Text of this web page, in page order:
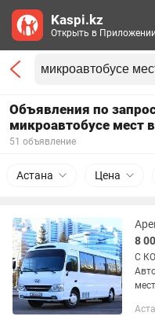
Объявления по
микроавтобусе мест
51 объявление
Астана Цена
8
С
Kaspi.kz
Открыть в